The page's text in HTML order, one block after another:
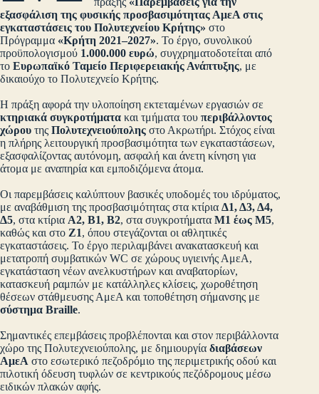
εξασφάλιση της φυσικής προσβασιμότητας ΑμεΑ στις
εγκαταστάσεις του Πολυτεχνείου Κρήτης» στο
Πρόγραμμα «Κρήτη 2021–2027». Το έργο, συνολικού
προϋπολογισμού 1.000.000 ευρώ, συγχρηματοδοτείται από
το Ευρωπαϊκό Ταμείο Περιφερειακής Ανάπτυξης, με
δικαιούχο το Πολυτεχνείο Κρήτης.
Η πράξη αφορά την υλοποίηση εκτεταμένων εργασιών σε
κτηριακά συγκροτήματα και τμήματα του περιβάλλοντος
χώρου της Πολυτεχνειούπολης στο Ακρωτήρι. Στόχος είναι
η πλήρης λειτουργική προσβασιμότητα των εγκαταστάσεων,
εξασφαλίζοντας αυτόνομη, ασφαλή και άνετη κίνηση για
άτομα με αναπηρία και εμποδιζόμενα άτομα.
Οι παρεμβάσεις καλύπτουν βασικές υποδομές του ιδρύματος,
με αναβάθμιση της προσβασιμότητας στα κτίρια Δ1, Δ3, Δ4,
Δ5, στα κτίρια Α2, Β1, Β2, στα συγκροτήματα Μ1 έως Μ5,
καθώς και στο Ζ1, όπου στεγάζονται οι αθλητικές
εγκαταστάσεις. Το έργο περιλαμβάνει ανακατασκευή και
μετατροπή συμβατικών WC σε χώρους υγιεινής ΑμεΑ,
εγκατάσταση νέων ανελκυστήρων και αναβατορίων,
κατασκευή ραμπών με κατάλληλες κλίσεις, χωροθέτηση
θέσεων στάθμευσης ΑμεΑ και τοποθέτηση σήμανσης με
σύστημα Braille.
Σημαντικές επεμβάσεις προβλέπονται και στον περιβάλλοντα
χώρο της Πολυτεχνειούπολης, με δημιουργία διαβάσεων
ΑμεΑ στο εσωτερικό πεζοδρόμιο της περιμετρικής οδού και
πιλοτική όδευση τυφλών σε κεντρικούς πεζόδρομους μέσω
ειδικών πλακών αφής.